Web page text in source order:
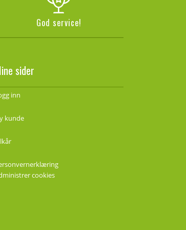
God service!
sider
inn
kunde
cookies